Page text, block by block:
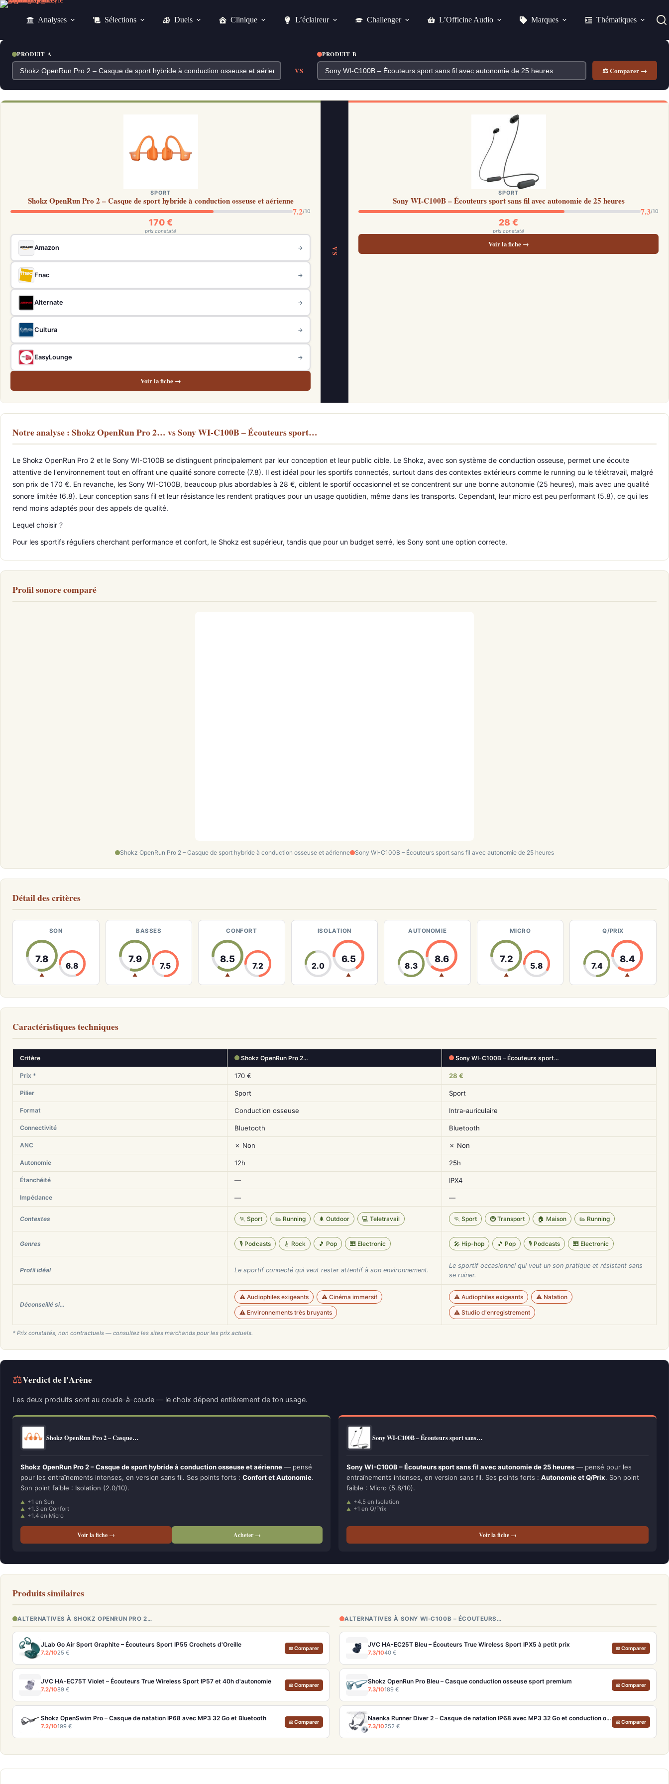
Passer
Analyses Sélections Duels Clinique L’éclaireur Challenger L’Officine Audio Marques Thématiques
PRODUIT A
VS
PRODUIT B
⚖ Comparer →
SPORT
Shokz OpenRun Pro 2 – Casque de sport hybride à conduction osseuse et aérienne
7.2/10
170 €
prix constaté
Amazon →
Fnac →
Alternate →
Cultura →
EasyLounge →
Voir la fiche →
VS
SPORT
Sony WI-C100B – Écouteurs sport sans fil avec autonomie de 25 heures
7.3/10
28 €
prix constaté
Voir la fiche →
Notre analyse : Shokz OpenRun Pro 2… vs Sony WI-C100B – Écouteurs sport…
Le Shokz OpenRun Pro 2 et le Sony WI-C100B se distinguent principalement par leur conception et leur public cible. Le Shokz, avec son système de conduction osseuse, permet une écoute
attentive de l'environnement tout en offrant une qualité sonore correcte (7.8). Il est idéal pour les sportifs connectés, surtout dans des contextes extérieurs comme le running ou le télétravail, malgré
son prix de 170 €. En revanche, les Sony WI-C100B, beaucoup plus abordables à 28 €, ciblent le sportif occasionnel et se concentrent sur une bonne autonomie (25 heures), mais avec une qualité
sonore limitée (6.8). Leur conception sans fil et leur résistance les rendent pratiques pour un usage quotidien, même dans les transports. Cependant, leur micro est peu performant (5.8), ce qui les
rend moins adaptés pour des appels de qualité.
Lequel choisir ?
Pour les sportifs réguliers cherchant performance et confort, le Shokz est supérieur, tandis que pour un budget serré, les Sony sont une option correcte.
Profil sonore comparé
Shokz OpenRun Pro 2 – Casque de sport hybride à conduction osseuse et aérienne Sony WI-C100B – Écouteurs sport sans fil avec autonomie de 25 heures
Détail des critères
SON
7.8
▲
6.8
BASSES
7.9
▲
7.5
CONFORT
8.5
▲
7.2
ISOLATION
2.0
6.5
▲
AUTONOMIE
8.3
8.6
▲
MICRO
7.2
▲
5.8
Q/PRIX
7.4
8.4
▲
Caractéristiques techniques
Critère Shokz OpenRun Pro 2… Sony WI-C100B – Écouteurs sport…
Prix * 170 € 28 €
Pilier Sport Sport
Format Conduction osseuse Intra-auriculaire
Connectivité Bluetooth Bluetooth
ANC ✗ Non ✗ Non
Autonomie 12h 25h
Étanchéité — IPX4
Impédance — —
Contextes 🏃 Sport 👟 Running 🌲 Outdoor 💻 Teletravail 🏃 Sport 🚇 Transport 🏠 Maison 👟 Running
Genres 🎙️ Podcasts 🎸 Rock 🎵 Pop 🎹 Electronic 🎤 Hip-hop 🎵 Pop 🎙️ Podcasts 🎹 Electronic
Profil idéal Le sportif connecté qui veut rester attentif à son environnement.
Le sportif occasionnel qui veut un son pratique et résistant sans
se ruiner.
Déconseillé si…
⚠️ Audiophiles exigeants ⚠️ Cinéma immersif
⚠️ Environnements très bruyants
⚠️ Audiophiles exigeants ⚠️ Natation
⚠️ Studio d'enregistrement
* Prix constatés, non contractuels — consultez les sites marchands pour les prix actuels.
⚖Verdict de l'Arène
Les deux produits sont au coude-à-coude — le choix dépend entièrement de ton usage.
Shokz OpenRun Pro 2 – Casque…
Shokz OpenRun Pro 2 – Casque de sport hybride à conduction osseuse et aérienne — pensé
pour les entraînements intenses, en version sans fil. Ses points forts : Confort et Autonomie.
Son point faible : Isolation (2.0/10).
+1 en Son
+1.3 en Confort
+1.4 en Micro
Voir la fiche → Acheter →
Sony WI-C100B – Écouteurs sport sans…
Sony WI-C100B – Écouteurs sport sans fil avec autonomie de 25 heures — pensé pour les
entraînements intenses, en version sans fil. Ses points forts : Autonomie et Q/Prix. Son point
faible : Micro (5.8/10).
+4.5 en Isolation
+1 en Q/Prix
Voir la fiche →
Produits similaires
ALTERNATIVES À SHOKZ OPENRUN PRO 2…
JLab Go Air Sport Graphite – Écouteurs Sport IP55 Crochets d'Oreille
7.2/1025 €
⚖ Comparer
JVC HA-EC75T Violet – Écouteurs True Wireless Sport IP57 et 40h d'autonomie
7.2/1089 €
⚖ Comparer
Shokz OpenSwim Pro – Casque de natation IP68 avec MP3 32 Go et Bluetooth
7.2/10199 €
⚖ Comparer
ALTERNATIVES À SONY WI-C100B – ÉCOUTEURS…
JVC HA-EC25T Bleu – Écouteurs True Wireless Sport IPX5 à petit prix
7.3/1040 €
⚖ Comparer
Shokz OpenRun Pro Bleu – Casque conduction osseuse sport premium
7.3/10189 €
⚖ Comparer
Naenka Runner Diver 2 – Casque de natation IP68 avec MP3 32 Go et conduction osseuse
7.3/10252 €
⚖ Comparer